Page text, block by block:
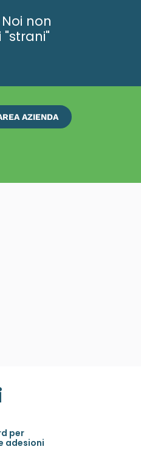
non
AZIENDA
ISCRIVITI
per
adesioni